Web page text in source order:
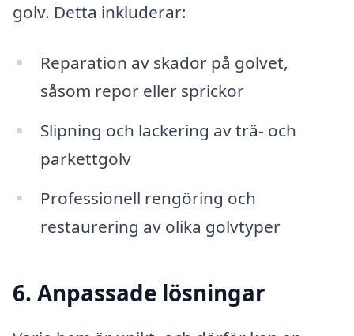
golv. Detta inkluderar:
Reparation av skador på golvet,
såsom repor eller sprickor
Slipning och lackering av trä- och
parkettgolv
Professionell rengöring och
restaurering av olika golvtyper
6. Anpassade lösningar